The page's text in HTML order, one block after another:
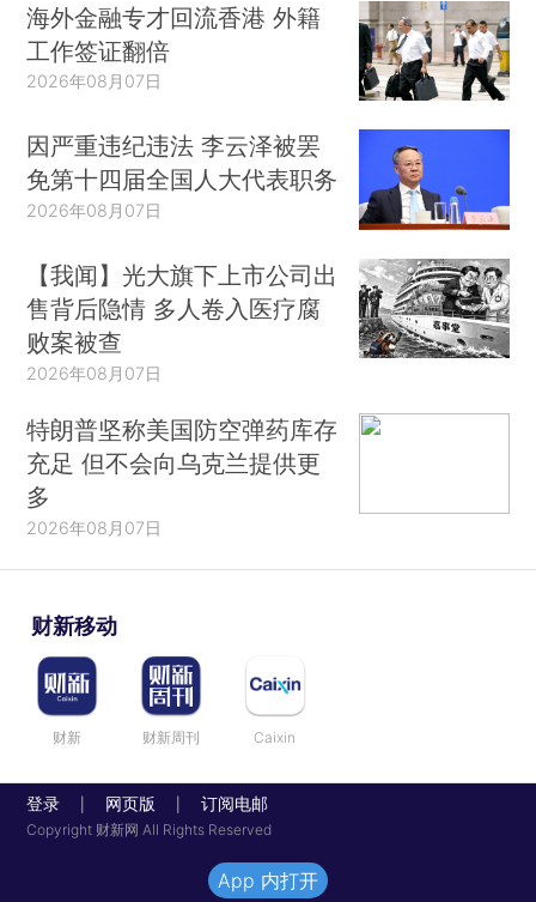
海外金融专才回流香港 外籍
工作签证翻倍
2026年08月07日
因严重违纪违法 李云泽被罢
免第十四届全国人大代表职务
2026年08月07日
【我闻】光大旗下上市公司出
售背后隐情 多人卷入医疗腐
败案被查
2026年08月07日
特朗普坚称美国防空弹药库存
充足 但不会向乌克兰提供更
多
2026年08月07日
财新移动
财新 财新周刊 Caixin
登录 网页版 订阅电邮
Copyright 财新网 All Rights Reserved
App 内打开